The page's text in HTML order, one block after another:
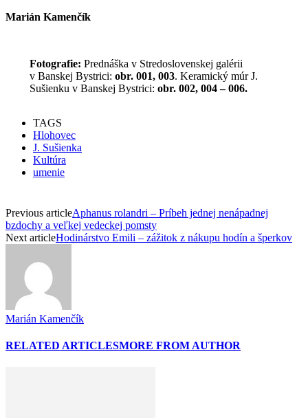
Marián Kamenčík
Fotografie: Prednáška v Stredoslovenskej galérii
v Banskej Bystrici: obr. 001, 003. Keramický múr J.
Sušienku v Banskej Bystrici: obr. 002, 004 – 006.
TAGS
Hlohovec
J. Sušienka
Kultúra
umenie
Previous articleAphanus rolandri – Príbeh jednej nenápadnej
bzdochy a veľkej vedeckej pomsty
Next articleHodinárstvo Emili – zážitok z nákupu hodín a šperkov
Marián Kamenčík
RELATED ARTICLESMORE FROM AUTHOR